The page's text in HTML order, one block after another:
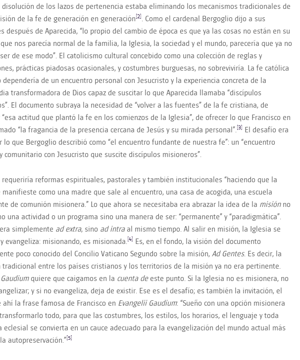
disolución de los lazos de pertenencia estaba eliminando los mecanismos tradicionales de
de la fe de generación en generación [2] . Como el cardenal Bergoglio dijo a sus
después de Aparecida, “lo propio del cambio de época es que ya las cosas no están en su
nos parecía normal de la familia, la Iglesia, la sociedad y el mundo, parecería que ya no
de ese modo”. El catolicismo cultural concebido como una colección de reglas y
prácticas piadosas ocasionales, y costumbres burguesas, no sobreviviría. La fe católica
de un encuentro personal con Jesucristo y la experiencia concreta de la
transformadora de Dios capaz de suscitar lo que Aparecida llamaba “discípulos
El documento subraya la necesidad de “volver a las fuentes” de la fe cristiana, de
“esa actitud que plantó la fe en los comienzos de la Iglesia”, de ofrecer lo que Francisco en
“la fragancia de la presencia cercana de Jesús y su mirada personal”. [3]
El desafío era
lo que Bergoglio describió como “el encuentro fundante de nuestra fe”: un “encuentro
comunitario con Jesucristo que suscite discípulos misioneros”.
requeriría reformas espirituales, pastorales y también institucionales “haciendo que la
manifieste como una madre que sale al encuentro, una casa de acogida, una escuela
de comunión misionera.” Lo que ahora se necesitaba era abrazar la idea de la misiónno
una actividad o un programa sino una manera de ser: “permanente” y “paradigmática”.
simplemente ad extra, sino ad intraal mismo tiempo. Al salir en misión, la Iglesia se
evangeliza: misionando, es misionada. [4]
Es, en el fondo, la visión del documento
poco conocido del Concilio Vaticano Segundo sobre la misión, Ad Gentes. Es decir, la
tradicional entre los países cristianos y los territorios de la misión ya no era pertinente.
quiere que caigamos en la cuenta deeste punto. Si la Iglesia no es misionera, no
y si no evangeliza, deja de existir. Ese es el desafío; es también la invitación, el
ahí la frase famosa de Francisco en Evangelii Gaudium: “Sueño con una opción misionera
todo, para que las costumbres, los estilos, los horarios, el lenguaje y toda
eclesial se convierta en un cauce adecuado para la evangelización del mundo actual más
autopreservación.” [5]